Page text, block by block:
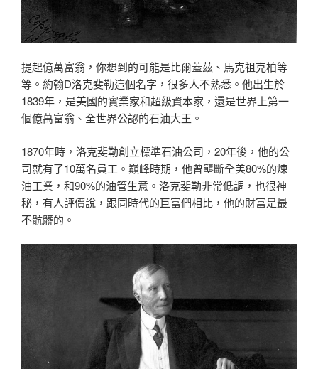
提起億萬富翁，你想到的可能是比爾蓋茲、馬克祖克柏等
等。約翰D洛克斐勒這個名字，很多人不熟悉。他出生於
1839年，是美國的實業家和超級資本家，還是世界上第一
個億萬富翁、全世界公認的石油大王。
1870年時，洛克斐勒創立標準石油公司，20年後，他的公
司就有了10萬名員工。巔峰時期，他曾壟斷全美80%的煉
油工業，和90%的油管生意。洛克斐勒非常低調，也很神
秘，有人評價說，跟同時代的巨富們相比，他的財富是最
不骯髒的。